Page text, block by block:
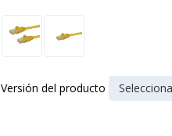
Versión del producto